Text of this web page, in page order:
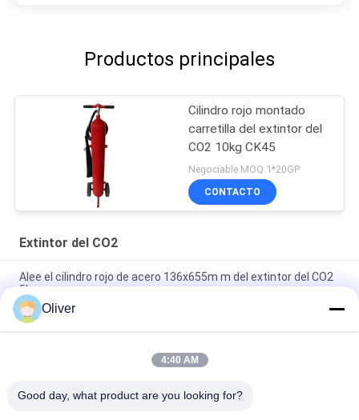
Productos principales
Cilindro rojo montado
carretilla del extintor del
CO2 10kg CK45
Negociable MOQ:1*20GP
CONTACTO
Extintor del CO2
Alee el cilindro rojo de acero 136x655m m del extintor del CO2
5kg
Extintor portátil de CO2 de acero al carbono de 2 kg con
cilindro rojo para fuegos de clase B
20KG Extintor de incendios de CO2 de ruedas carro rojo anti
Oliver
4:40 AM
Good day, what product are you looking for?